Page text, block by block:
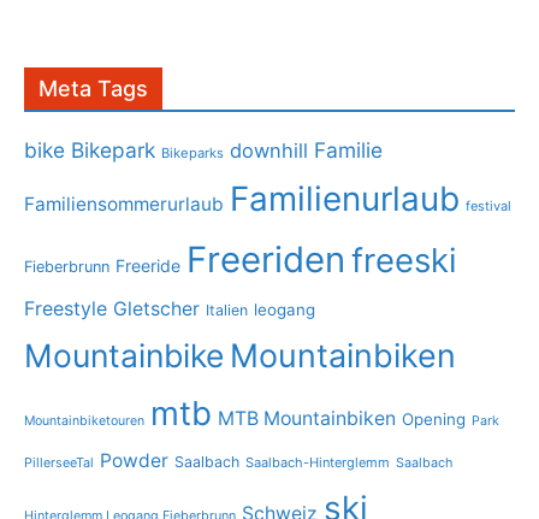
Meta Tags
bike Bikepark Bikeparks downhill Familie
Familiensommerurlaub Familienurlaub festival
Fieberbrunn Freeride Freeriden freeski
Freestyle Gletscher Italien leogang
Mountainbike Mountainbiken
Mountainbiketouren mtb MTB Mountainbiken Opening Park
PillerseeTal Powder Saalbach Saalbach-Hinterglemm Saalbach
Hinterglemm Leogang Fieberbrunn Schweiz ski